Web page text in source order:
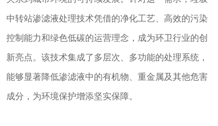
中转站渗滤液处理技术凭借的净化工艺、高效的污染
控制能力和绿色低碳的运营理念，成为环卫行业的创
新亮点。该技术集成了多层次、多功能的处理系统，
能够显著降低渗滤液中的有机物、重金属及其他危害
成分，为环境保护增添坚实保障。